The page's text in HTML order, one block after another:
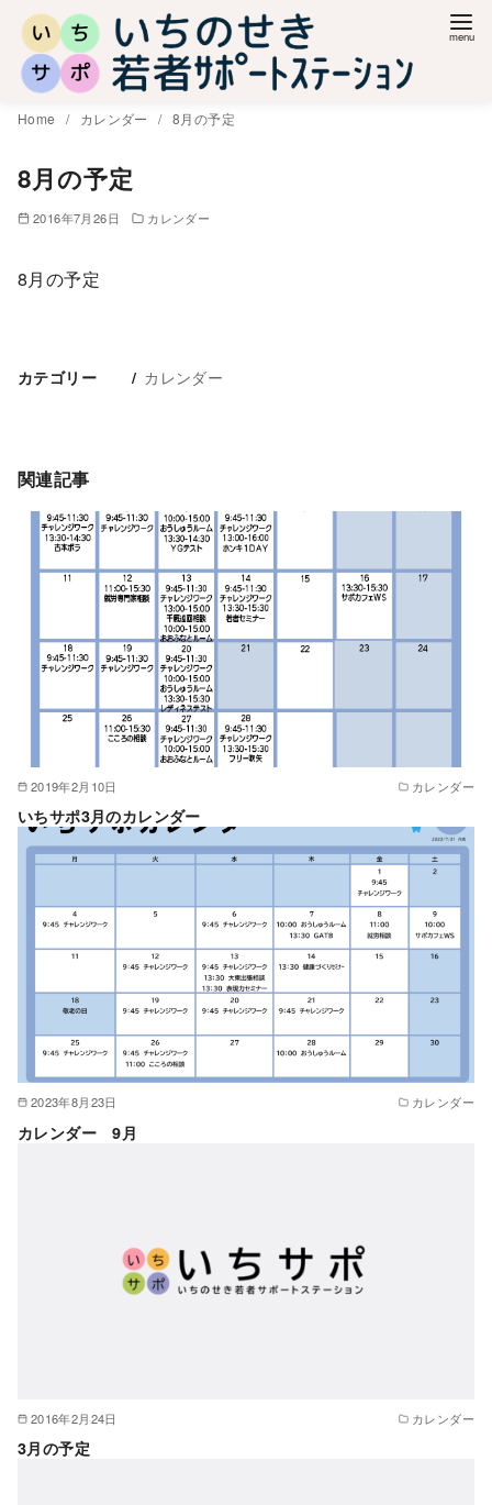
Home カレンダー 8月の予定
8月の予定
2016年7月26日 カレンダー
8月の予定
カテゴリー カレンダー
関連記事
2019年2月10日 カレンダー
いちサポ3月のカレンダー
2023年8月23日 カレンダー
カレンダー 9月
2016年2月24日 カレンダー
3月の予定